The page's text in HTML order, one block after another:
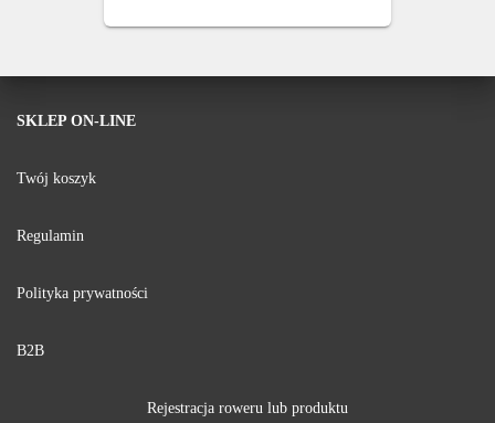
wynosiła: wynosi:
SKLEP ON-LINE
Twój koszyk
Regulamin
Polityka prywatności
B2B
Rejestracja roweru lub produktu